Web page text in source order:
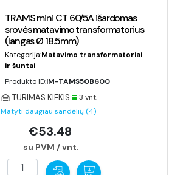
TRAMS mini CT 60/5A išardomas
srovės matavimo transformatorius
(langas Ø 18.5mm)
Kategorija:Matavimo transformatoriai
ir šuntai
Produkto ID:IM-TAMS50B600
3 vnt.
TURIMAS KIEKIS
Matyti daugiau sandėlių (4)
€53.48
su PVM / vnt.